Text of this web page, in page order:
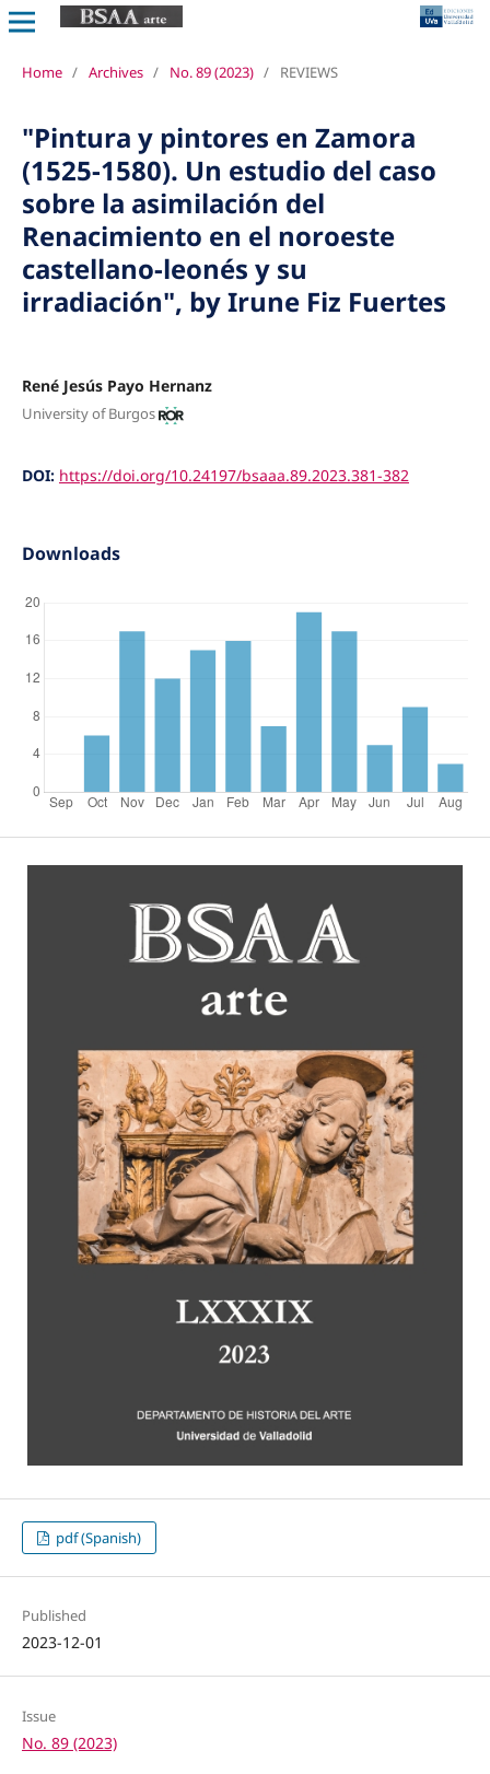
Home / Archives / No. 89 (2023) / REVIEWS
"Pintura y pintores en Zamora
(1525-1580). Un estudio del caso
sobre la asimilación del
Renacimiento en el noroeste
castellano-leonés y su
irradiación", by Irune Fiz Fuertes
René Jesús Payo Hernanz
University of Burgos
DOI: https://doi.org/10.24197/bsaaa.89.2023.381-382
Downloads
pdf (Spanish)
Published
2023-12-01
Issue
No. 89 (2023)